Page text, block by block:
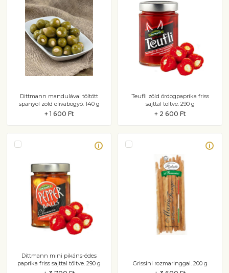
Dittmann mandulával töltött
spanyol zöld olivabogyó. 140 g
+ 1 600 Ft
Teufli zöld ördögpaprika friss
sajttal töltve. 290 g
+ 2 600 Ft
Dittmann mini pikáns-édes
paprika friss sajttal töltve. 290 g
Grissini rozmaringgal. 200 g